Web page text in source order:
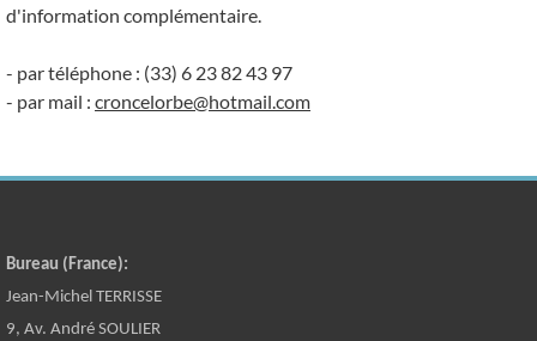
d'information complémentaire.
- par téléphone : (33) 6 23 82 43 97
- par mail : croncelorbe@hotmail.com
Bureau (France):
Jean-Michel TERRISSE
9, Av. André SOULIER